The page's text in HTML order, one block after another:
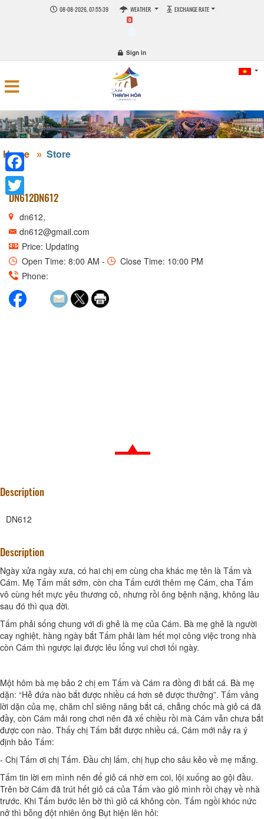
08-08-2026, 07:55:39 WEATHER EXCHANGE RATE
0
Sign in
Home Store
DN612DN612
dn612,
dn612@gmail.com
Price: Updating
Open Time: 8:00 AM -
Close Time: 10:00 PM
Phone:
Description
DN612
Description
Ngày xửa ngày xưa, có hai chị em cùng cha khác mẹ tên là Tấm và
Cám. Mẹ Tấm mất sớm, còn cha Tấm cưới thêm mẹ Cám, cha Tấm
vô cùng hết mực yêu thương cô, nhưng rồi ông bệnh nặng, không lâu
sau đó thì qua đời.
Tấm phải sống chung với dì ghẻ là mẹ của Cám. Bà mẹ ghẻ là người
cay nghiệt, hàng ngày bắt Tấm phải làm hết mọi công việc trong nhà
còn Cám thì ngược lại được lêu lổng vui chơi tối ngày.
Một hôm bà mẹ bảo 2 chị em Tấm và Cám ra đồng đi bắt cá. Bà mẹ
dặn: “Hễ đứa nào bắt được nhiều cá hơn sẽ được thưởng”. Tấm vâng
lời dặn của mẹ, chăm chỉ siêng năng bắt cá, chẳng chốc mà giỏ cá đã
đầy, còn Cám mải rong chơi nên đã xế chiều rồi mà Cám vẫn chưa bắt
được con nào. Thấy chị Tấm bắt được nhiều cá, Cám mới nảy ra ý
định bảo Tấm:
- Chị Tấm ơi chị Tấm. Đầu chị lấm, chị hụp cho sâu kẻo về mẹ mắng.
Tấm tin lời em mình nên để giỏ cá nhờ em coi, lội xuống ao gội đầu.
Trên bờ Cám đã trút hết giỏ cá của Tấm vào giỏ mình rồi chạy về nhà
trước. Khi Tấm bước lên bờ thì giỏ cá không còn. Tấm ngồi khóc nức
nở thì bỗng đột nhiên ông Bụt hiện lên hỏi:
Facebook
Twitter